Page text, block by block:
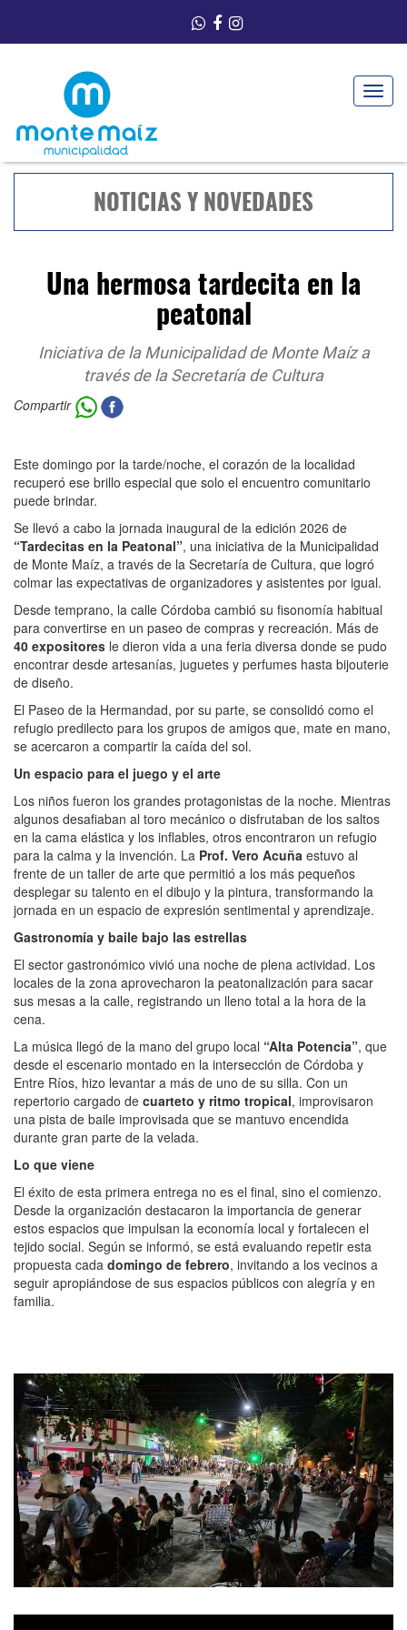
Toggle
NOTICIAS Y NOVEDADES
Una hermosa tardecita en la
peatonal
Iniciativa de la Municipalidad de Monte Maíz a
través de la Secretaría de Cultura
Compartir
Este domingo por la tarde/noche, el corazón de la localidad
recuperó ese brillo especial que solo el encuentro comunitario
puede brindar.
Se llevó a cabo la jornada inaugural de la edición 2026 de
“Tardecitas en la Peatonal”, una iniciativa de la Municipalidad
de Monte Maíz, a través de la Secretaría de Cultura, que logró
colmar las expectativas de organizadores y asistentes por igual.
Desde temprano, la calle Córdoba cambió su fisonomía habitual
para convertirse en un paseo de compras y recreación. Más de
40 expositores le dieron vida a una feria diversa donde se pudo
encontrar desde artesanías, juguetes y perfumes hasta bijouterie
de diseño.
El Paseo de la Hermandad, por su parte, se consolidó como el
refugio predilecto para los grupos de amigos que, mate en mano,
se acercaron a compartir la caída del sol.
Un espacio para el juego y el arte
Los niños fueron los grandes protagonistas de la noche. Mientras
algunos desafiaban al toro mecánico o disfrutaban de los saltos
en la cama elástica y los inflables, otros encontraron un refugio
para la calma y la invención. La Prof. Vero Acuña estuvo al
frente de un taller de arte que permitió a los más pequeños
desplegar su talento en el dibujo y la pintura, transformando la
jornada en un espacio de expresión sentimental y aprendizaje.
Gastronomía y baile bajo las estrellas
El sector gastronómico vivió una noche de plena actividad. Los
locales de la zona aprovecharon la peatonalización para sacar
sus mesas a la calle, registrando un lleno total a la hora de la
cena.
La música llegó de la mano del grupo local “Alta Potencia”, que
desde el escenario montado en la intersección de Córdoba y
Entre Ríos, hizo levantar a más de uno de su silla. Con un
repertorio cargado de cuarteto y ritmo tropical, improvisaron
una pista de baile improvisada que se mantuvo encendida
durante gran parte de la velada.
Lo que viene
El éxito de esta primera entrega no es el final, sino el comienzo.
Desde la organización destacaron la importancia de generar
estos espacios que impulsan la economía local y fortalecen el
tejido social. Según se informó, se está evaluando repetir esta
propuesta cada domingo de febrero, invitando a los vecinos a
seguir apropiándose de sus espacios públicos con alegría y en
familia.